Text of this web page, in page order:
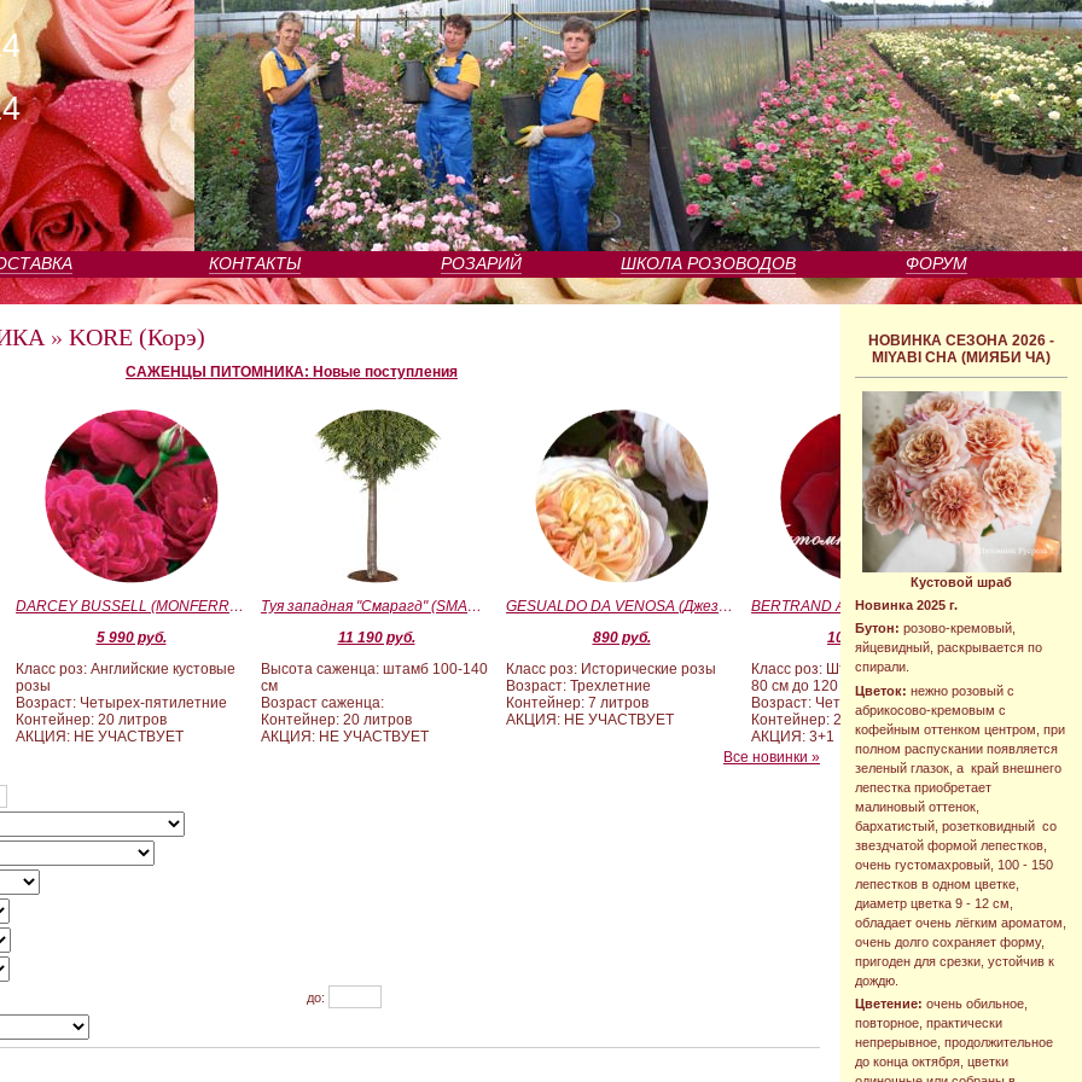
КОНТАКТЫ РОЗАРИЙ ШКОЛА РОЗОВОДОВ ФОРУМ
НОВИНКА СЕЗОНА 2026 -
MIYABI CHA (МИЯБИ ЧА)
Кустовой шраб
Новинка 2025 г.
Бутон: розово-кремовый,
яйцевидный, раскрывается по
спирали.
Цветок: нежно розовый с
абрикосово-кремовым с
кофейным оттенком центром, при
полном распускании появляется
зеленый глазок, а край внешнего
лепестка приобретает
малиновый оттенок,
бархатистый, розетковидный со
звездчатой формой лепестков,
очень густомахровый, 100 - 150
лепестков в одном цветке,
диаметр цветка 9 - 12 см,
обладает очень лёгким ароматом,
очень долго сохраняет форму,
пригоден для срезки, устойчив к
дождю.
Цветение: очень обильное,
повторное, практически
непрерывное, продолжительное
до конца октября, цветки
» KORE (Корэ)
САЖЕНЦЫ ПИТОМНИКА: Новые поступления
DARCEY BUSSELL (MONFERRATO) (Дарси Басл)
5 990 руб.
Класс роз: Английские кустовые
розы
Возраст: Четырех-пятилетние
Контейнер: 20 литров
АКЦИЯ: НЕ УЧАСТВУЕТ
Туя западная "Смарагд" (SMARAGD) ШТАМБ 100-140
11 190 руб.
Высота саженца: штамб 100-140
см
Возраст саженца:
Контейнер: 20 литров
АКЦИЯ: НЕ УЧАСТВУЕТ
GESUALDO DA VENOSA (Джезуальдо Ди Веноза)
890 руб.
Класс роз: Исторические розы
Возраст: Трехлетние
Контейнер: 7 литров
АКЦИЯ: НЕ УЧАСТВУЕТ
BERTRAND AMOUSSOU (Бертран Амуссу)
10 000 руб.
Класс роз: Штамбовые формы от
80 см до 120 см
Возраст: Четырех-пятилетние
Контейнер: 20 литров
АКЦИЯ: 3+1
Все новинки »
до: